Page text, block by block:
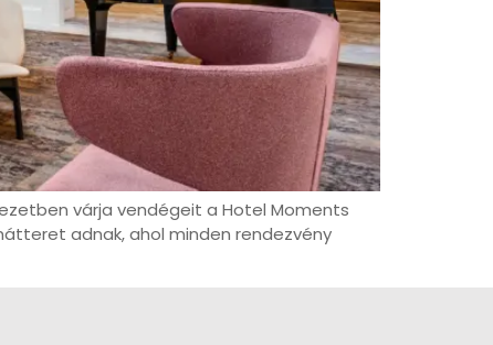
várja vendégeit a Hotel Moments
adnak, ahol minden rendezvény